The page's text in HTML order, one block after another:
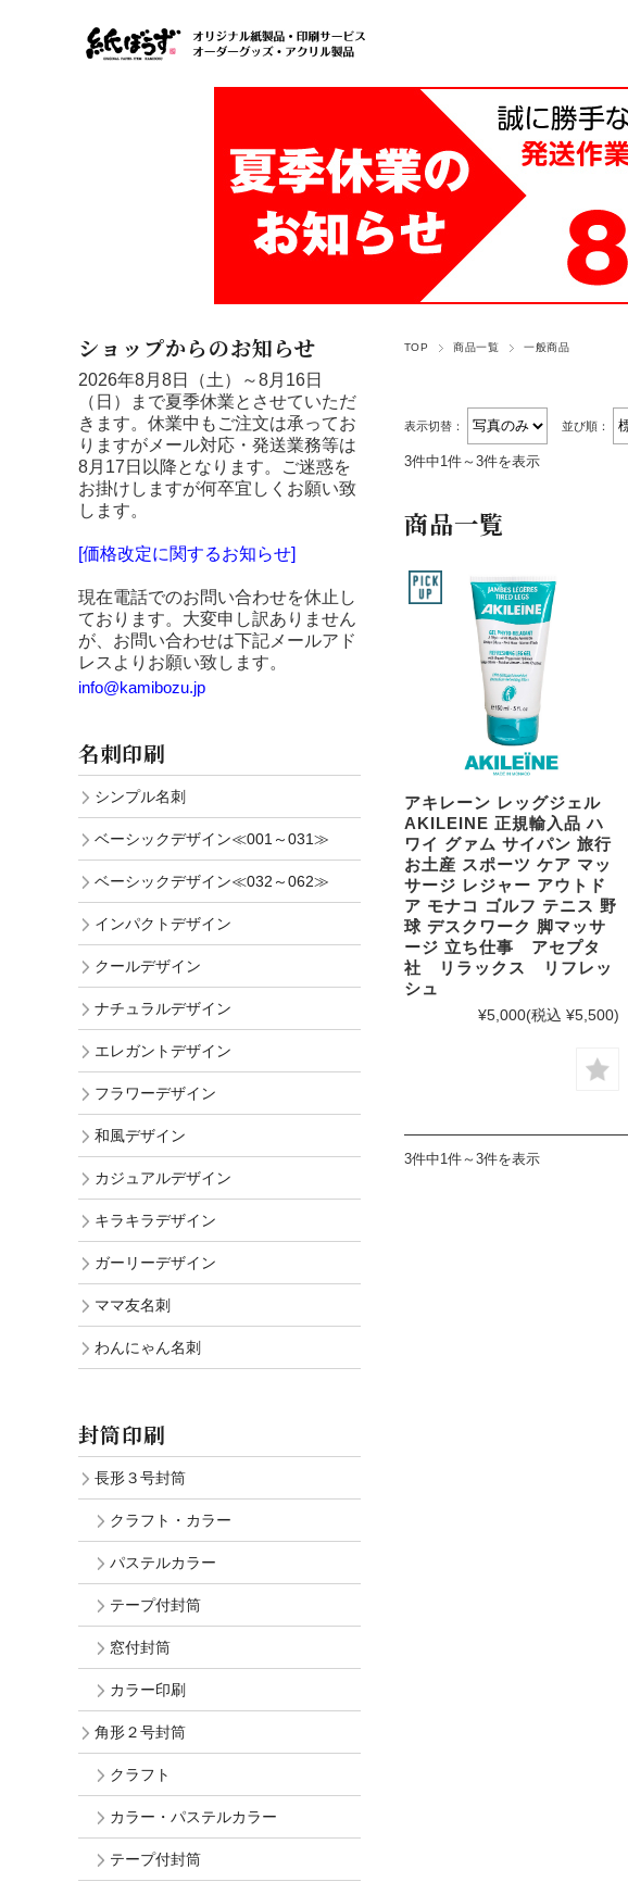
TOP 商品一覧 一般商品
表示切替： 並び順：
3件中1件～3件を表示
商品一覧
アキレーン レッグジェル
AKILEINE 正規輸入品 ハ
ワイ グァム サイパン 旅行
お土産 スポーツ ケア マッ
サージ レジャー アウトド
ア モナコ ゴルフ テニス 野
球 デスクワーク 脚マッサ
ージ 立ち仕事 アセプタ
社 リラックス リフレッ
シュ
¥5,000(税込 ¥5,500)
3件中1件～3件を表示
ショップからのお知らせ
2026年8月8日（土）～8月16日
（日）まで夏季休業とさせていただ
きます。休業中もご注文は承ってお
りますがメール対応・発送業務等は
8月17日以降となります。ご迷惑を
お掛けしますが何卒宜しくお願い致
します。
[価格改定に関するお知らせ]
現在電話でのお問い合わせを休止し
ております。大変申し訳ありません
が、お問い合わせは下記メールアド
レスよりお願い致します。
info@kamibozu.jp
名刺印刷
シンプル名刺
ベーシックデザイン≪001～031≫
ベーシックデザイン≪032～062≫
インパクトデザイン
クールデザイン
ナチュラルデザイン
エレガントデザイン
フラワーデザイン
和風デザイン
カジュアルデザイン
キラキラデザイン
ガーリーデザイン
ママ友名刺
わんにゃん名刺
封筒印刷
長形３号封筒
クラフト・カラー
パステルカラー
テープ付封筒
窓付封筒
カラー印刷
角形２号封筒
クラフト
カラー・パステルカラー
テープ付封筒